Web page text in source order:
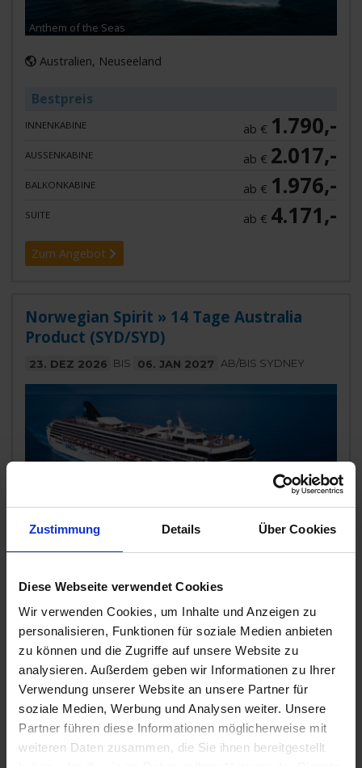
Zustimmung Details Über Cookies
Diese Webseite verwendet Cookies
Wir verwenden Cookies, um Inhalte und Anzeigen zu
personalisieren, Funktionen für soziale Medien anbieten
zu können und die Zugriffe auf unsere Website zu
analysieren. Außerdem geben wir Informationen zu Ihrer
Verwendung unserer Website an unsere Partner für
soziale Medien, Werbung und Analysen weiter. Unsere
Partner führen diese Informationen möglicherweise mit
weiteren Daten zusammen, die Sie ihnen bereitgestellt
Anthem of the Seas
Australien, Neuseeland
Bestpreis
INNENKABINE ab € 1.790,-
AUSSENKABINE ab € 2.017,-
BALKONKABINE ab € 1.976,-
SUITE ab € 4.171,-
Zum Angebot
Norwegian Spirit » 14 Tage Australia
Product (SYD/SYD)
23. DEZ 2026 BIS 06. JAN 2027 AB/BIS SYDNEY
Norwegian Spirit
maximale Entspannung und Luxus zu erleben. Das 2020
umfassend renovierte Schif
...mehr
Australien, Neuseeland
INNENKABINE ab €1.725,-
AUSSENKABINE ab €2.306,-
BALKONKABINE ab €4.890,-